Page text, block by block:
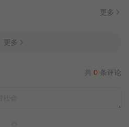
更多
更多
共 0 条评论